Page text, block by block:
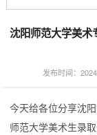
沈阳师范大学美术
发布时间：
今天给各位分享沈
师范大学美术生录